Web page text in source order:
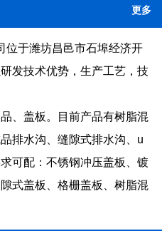
更多
位于潍坊昌邑市石埠经济开
发技术优势，生产工艺，技
盖板。目前产品有树脂混
排水沟、缝隙式排水沟、u
可配：不锈钢冲压盖板、镀
式盖板、格栅盖板、树脂混